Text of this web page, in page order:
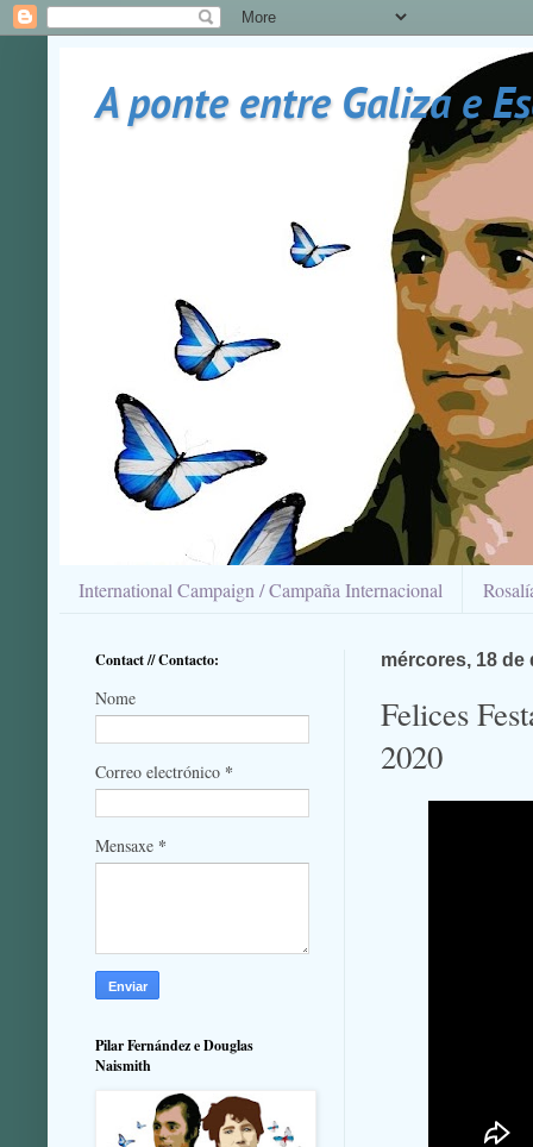
A ponte entre Galiza e
International Campaign / Campaña Internacional
mércores, 18 de
Felices
2020
Contact // Contacto:
Nome
Correo electrónico *
Mensaxe *
Pilar Fernández e Douglas
Naismith